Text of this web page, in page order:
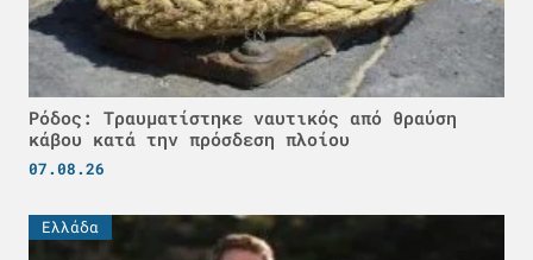
Ρόδος: Τραυματίστηκε ναυτικός από θραύση
κάβου κατά την πρόσδεση πλοίου
07.08.26
Ελλάδα